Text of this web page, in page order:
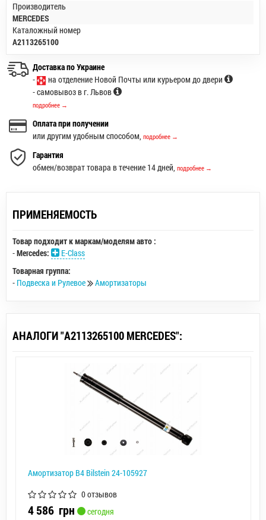
Производитель
MERCEDES
Каталожный номер
A2113265100
Доставка по Украине
-
на отделение Новой Почты или курьером до двери
- самовывоз в г. Львов
подробнее →
Оплата при получении
или другим удобным способом, подробнее →
Гарантия
обмен/возврат товара в течение 14 дней, подробнее →
ПРИМЕНЯЕМОСТЬ
Товар подходит к маркам/моделям авто :
-Mercedes:
E-Class
Товарная группа:
- Подвеска и Рулевое Амортизаторы
АНАЛОГИ "A2113265100 MERCEDES":
Амортизатор B4 Bilstein 24-105927
0 отзывов
4 586 грн
сегодня